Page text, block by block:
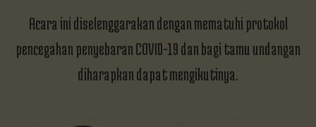
Acara ini diselenggarakan dengan mematuhi protokol
pencegahan penyebaran COVID-19 dan bagi tamu undangan
diharapkan dapat mengikutinya.